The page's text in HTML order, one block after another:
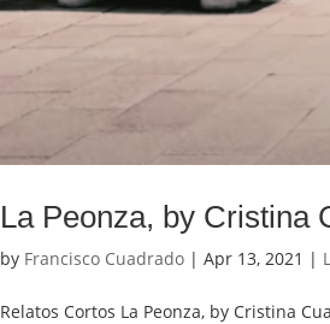
La Peonza, by Cristina
by Francisco Cuadrado | Apr 13, 2021 |
Relatos Cortos La Peonza, by Cristina